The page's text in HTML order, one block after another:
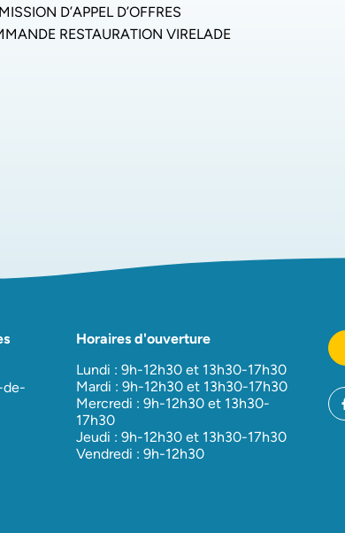
D’APPEL D’OFFRES
RESTAURATION VIRELADE
Facebook
un nouvel onglet)
sur LinkedIn
dans un nouvel onglet)
de-
Horaires d'ouverture
Lundi : 9h-12h30 et 13h30-17h30
Mardi : 9h-12h30 et 13h30-17h30
Mercredi : 9h-12h30 et 13h30-
17h30
Jeudi : 9h-12h30 et 13h30-17h30
Vendredi : 9h-12h30